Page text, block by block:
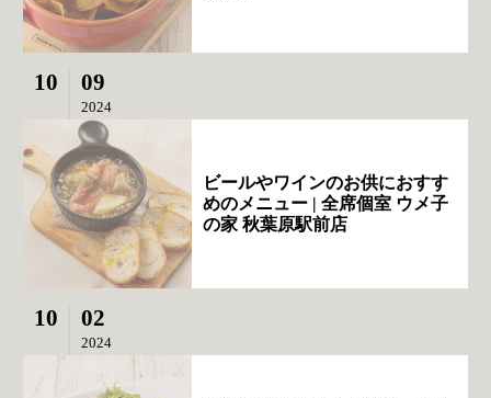
10 09
2024
ビールやワインのお供におすす
めのメニュー | 全席個室 ウメ子
の家 秋葉原駅前店
10 02
2024